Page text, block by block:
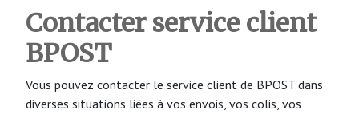
Contacter service client
BPOST
Vous pouvez contacter le service client de BPOST dans
diverses situations liées à vos envois, vos colis, vos